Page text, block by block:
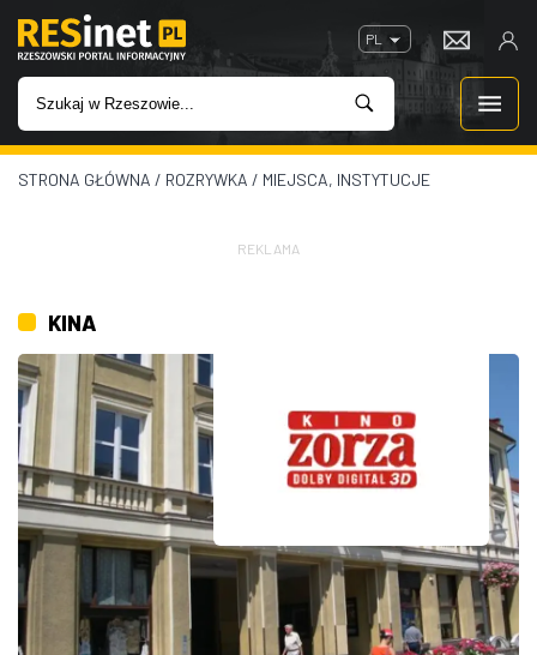
PL
WIADOMOŚCI
IMPREZY
ROZRYWKA
W KINACH
GASTRONOMIA
ZDJĘCIA
W RZESZOWIE
STRONA GŁÓWNA / ROZRYWKA / MIEJSCA, INSTYTUCJE
REKLAMA
KINA